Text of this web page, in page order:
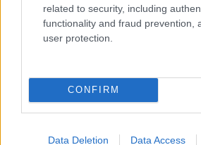
related to security, including
functionality and fraud prevention,
user protection.
CONFIRM
Data Deletion Data Access
Aκολουθήστε μας
παντού…